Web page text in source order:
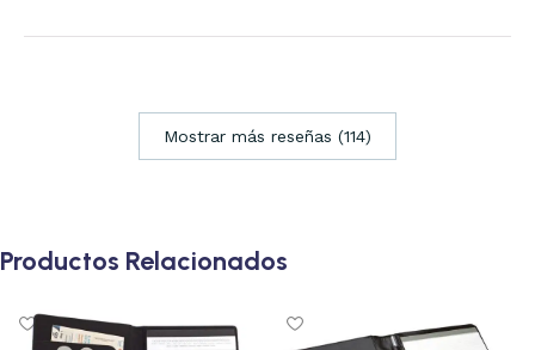
Mostrar más reseñas (114)
Productos Relacionados